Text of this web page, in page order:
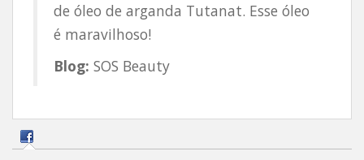
de óleo de arganda Tutanat. Esse óleo
é maravilhoso!
Blog: SOS Beauty